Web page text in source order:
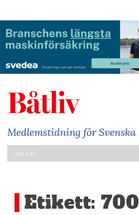
Etikett: 700